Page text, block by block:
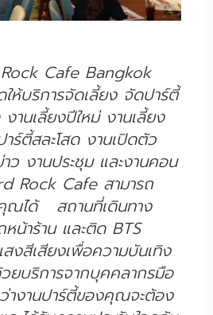
Cafe Bangkok
ห้บริการจัดเลี้ยง จัดปาร์ตี้
านเลี้ยงปีใหม่ งานเลี้ยง
ร์ตี้สละโสด งานเปิดตัว
ว งานประชุม และงานคอน
Rock Cafe สามารถ
คุณได้ สถานที่เดินทาง
น้าร้าน และติด BTS
สีเสียงเพื่อความบันเทิง
บริการจากบุคคลากรมือ
างานปาร์ตี้ของคุณจะต้อง